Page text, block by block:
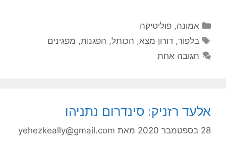
קטגוריות
אמונה,פוליטיקה
תגיות
בלפור,דורון מצא, הכותל, הפגנות, מפגינים
תגובה אחת
אלעד רזניק: סינדרום נתניהו
28 בספטמבר 2020 מאת yehezkeally@gmail.com